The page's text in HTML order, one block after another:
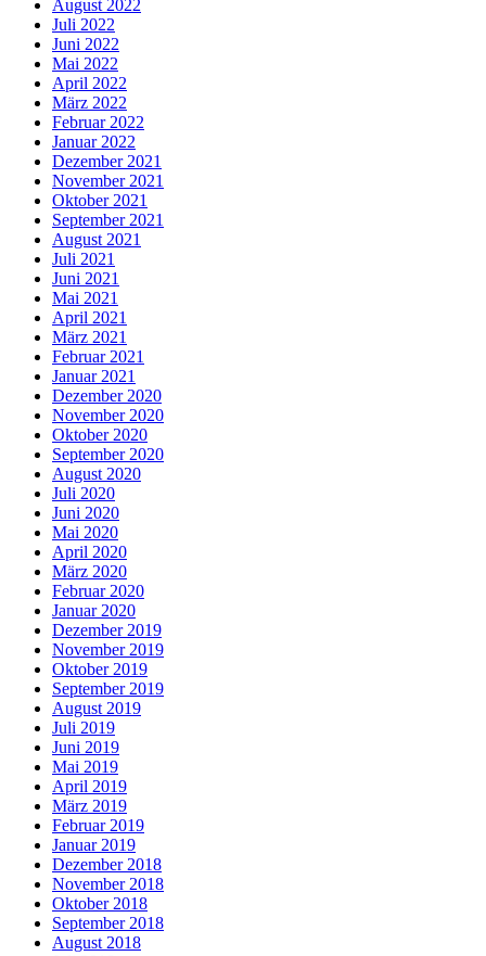
August 2022
Juli 2022
Juni 2022
Mai 2022
April 2022
März 2022
Februar 2022
Januar 2022
Dezember 2021
November 2021
Oktober 2021
September 2021
August 2021
Juli 2021
Juni 2021
Mai 2021
April 2021
März 2021
Februar 2021
Januar 2021
Dezember 2020
November 2020
Oktober 2020
September 2020
August 2020
Juli 2020
Juni 2020
Mai 2020
April 2020
März 2020
Februar 2020
Januar 2020
Dezember 2019
November 2019
Oktober 2019
September 2019
August 2019
Juli 2019
Juni 2019
Mai 2019
April 2019
März 2019
Februar 2019
Januar 2019
Dezember 2018
November 2018
Oktober 2018
September 2018
August 2018